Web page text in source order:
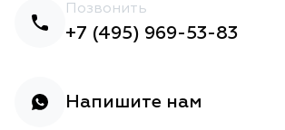
Позвонить
+7 (495) 969-53-83
Напишите нам